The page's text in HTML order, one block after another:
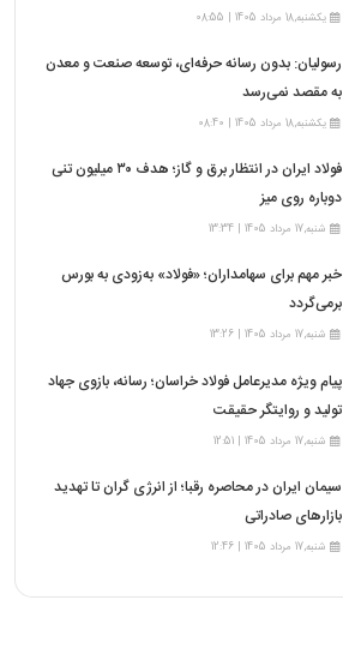
یکشنبه,18 مرداد 1405 | 08:55
رسولیان: بدون رسانه حرفه‌ای، توسعه صنعت و معدن
به مقصد نمی‌رسد
یکشنبه,18 مرداد 1405 | 08:40
فولاد ایران در انتظار برق و گاز؛ هدف ۳۰ میلیون تنی
دوباره روی میز
شنبه,17 مرداد 1405 | 13:34
خبر مهم برای سهامداران؛ «فولاد» به‌زودی به بورس
برمی‌گردد
شنبه,17 مرداد 1405 | 13:26
پیام ویژه مدیرعامل فولاد خراسان؛ رسانه، بازوی جهاد
تولید و روایتگر حقیقت
شنبه,17 مرداد 1405 | 12:51
سیمان ایران در محاصره رقبا؛ از انرژی گران تا تهدید
بازارهای صادراتی
شنبه,17 مرداد 1405 | 12:46